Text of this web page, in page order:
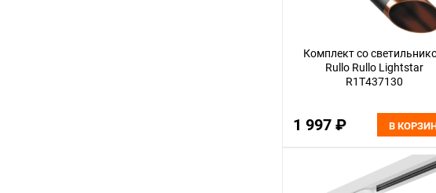
Комплект со
Rullo Rullo Lightstar
R1T437130
1 997 ₽ В